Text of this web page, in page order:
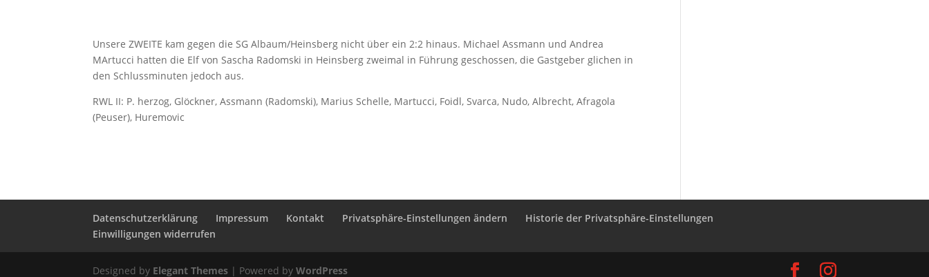
Unsere ZWEITE kam gegen die SG Albaum/Heinsberg nicht über ein 2:2 hinaus. Michael Assmann und Andrea
MArtucci hatten die Elf von Sascha Radomski in Heinsberg zweimal in Führung geschossen, die Gastgeber glichen in
den Schlussminuten jedoch aus.
RWL II: P. herzog, Glöckner, Assmann (Radomski), Marius Schelle, Martucci, Foidl, Svarca, Nudo, Albrecht, Afragola
(Peuser), Huremovic
Datenschutzerklärung Impressum Kontakt Privatsphäre-Einstellungen ändern
Historie der Privatsphäre-Einstellungen
Einwilligungen widerrufen
Designed by Elegant Themes | Powered byWordPress